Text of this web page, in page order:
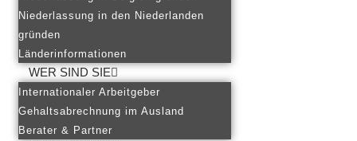
Niederlassung in den Niederlanden
gründen
Länderinformationen
WER SIND SIE
Internationaler Arbeitgeber
Gehaltsabrechnung im Ausland
Berater & Partner